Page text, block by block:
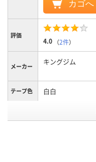
カゴへ
評価
4.0 （2件）
メーカー キングジム
テープ色 白白